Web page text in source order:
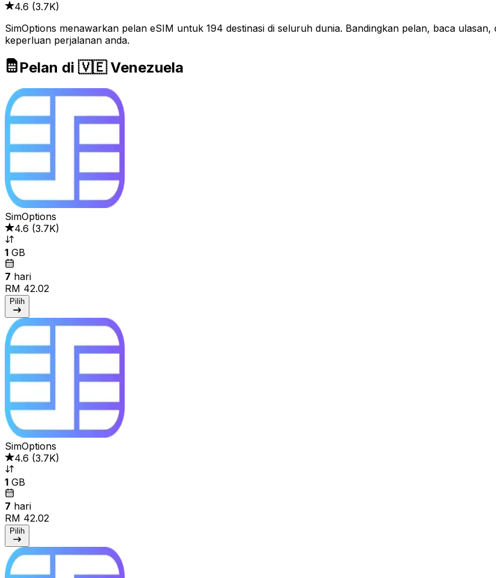
4.6 (3.7K)
SimOptions menawarkan pelan eSIM untuk 194 destinasi di seluruh dunia. Bandingkan pelan, baca
keperluan perjalanan anda.
Pelan di 🇻🇪 Venezuela
SimOptions
4.6 (3.7K)
1 GB
7 hari
RM 42.02
Pilih
SimOptions
4.6 (3.7K)
1 GB
7 hari
RM 42.02
Pilih